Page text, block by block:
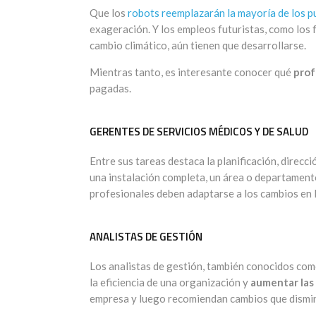
Que los robots reemplazarán la mayoría de los
exageración. Y los empleos futuristas, como
cambio climático, aún tienen que desarrollarse.
Mientras tanto, es interesante conocer qué
pagadas.
GERENTES DE SERVICIOS MÉDICOS Y DE SALUD
Entre sus tareas destaca la planificación,
una instalación completa, un área o
profesionales deben adaptarse a los cambios
ANALISTAS DE GESTIÓN
Los analistas de gestión, también conocidos
la eficiencia de una organización y aumentar
empresa y luego recomiendan cambios que